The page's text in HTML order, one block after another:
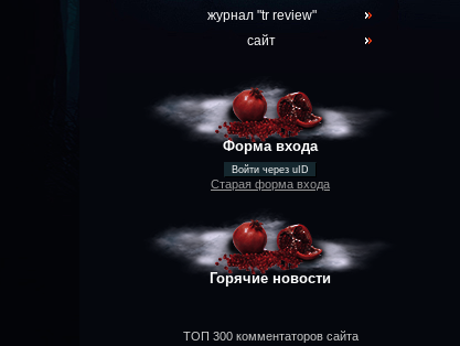
журнал "tr review"
сайт
Форма входа
Войти через uID
Старая форма входа
Горячие новости
ТОП 300 комментаторов сайта